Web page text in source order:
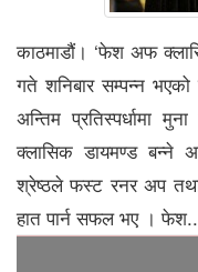
काठमाडौं। ‘फेश अफ
गते शनिबार सम्पन्न
अन्तिम प्रतिस्पर्धामा
क्लासिक डायमण्ड बन्ने
श्रेष्ठले फस्ट रनर अप
हात पार्न सफल भए ।